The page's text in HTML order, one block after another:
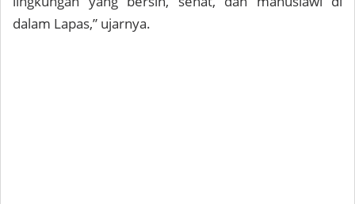
dalam Lapas,” ujarnya.